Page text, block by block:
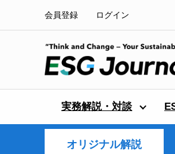
会員登録 ログイン
実務解説・対談
オリジナル解説